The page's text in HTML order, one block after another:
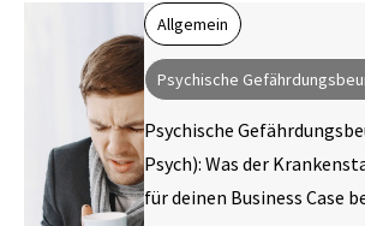
Allgemein
Psychische
Psychische
Psych): Was der
für deinen Business Case